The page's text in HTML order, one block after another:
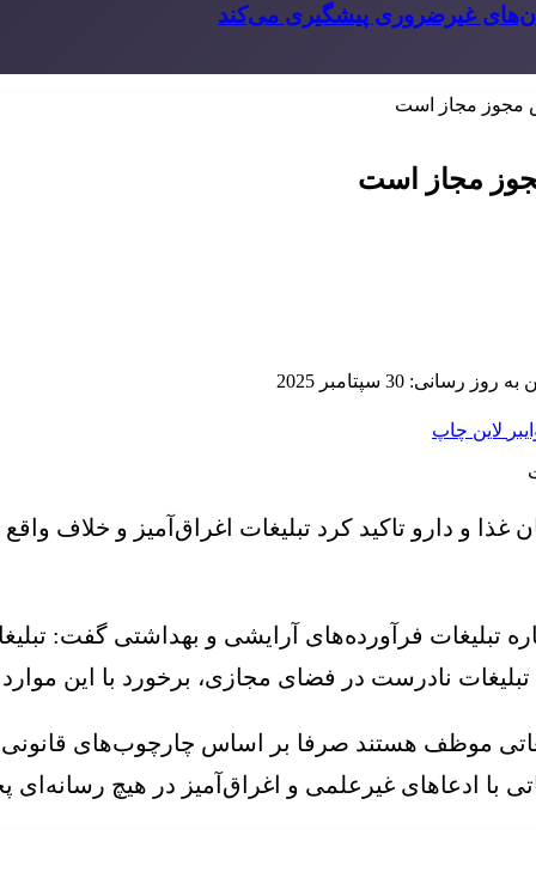
غیرضروری پیشگیری می‌کند
مجوز مجاز است
مجاز است
روز رسانی: 30 سپتامبر 2025
لاین چاپ
و دارو تاکید کرد تبلیغات اغراق‌آمیز و خلاف
تبلیغات فرآورده‌های آرایشی و بهداشتی گفت:
نادرست در فضای مجازی، برخورد با این موارد
موظف هستند صرفا بر اساس چارچوب‌های
با ادعاهای غیرعلمی و اغراق‌آمیز در هیچ